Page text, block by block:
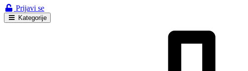
Prijavi se
Kategorije